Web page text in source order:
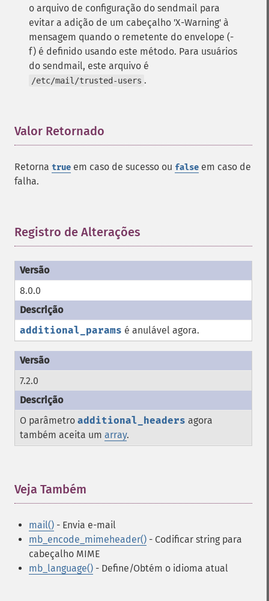
o arquivo de configuração do sendmail para
evitar a adição de um cabeçalho 'X-Warning' à
mensagem quando o remetente do envelope (-
f) é definido usando este método. Para usuários
do sendmail, este arquivo é
/etc/mail/trusted-users .
Valor Retornado
Retorna true em caso de sucesso ou false em caso de
falha.
Registro de Alterações
8.0.0
additional_params é anulável agora.
7.2.0
O parâmetro additional_headers agora
também aceita um array.
Veja Também
mail() - Envia e-mail
mb_encode_mimeheader() - Codificar string para
cabeçalho MIME
mb_language() - Define/Obtém o idioma atual